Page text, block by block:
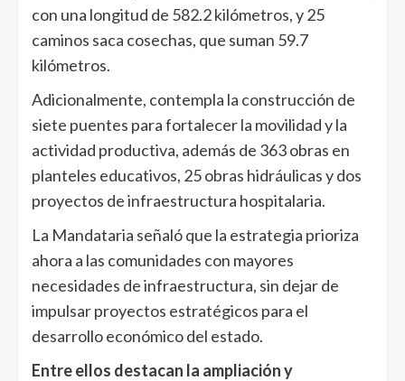
con una longitud de 582.2 kilómetros, y 25
caminos saca cosechas, que suman 59.7
kilómetros.
Adicionalmente, contempla la construcción de
siete puentes para fortalecer la movilidad y la
actividad productiva, además de 363 obras en
planteles educativos, 25 obras hidráulicas y dos
proyectos de infraestructura hospitalaria.
La Mandataria señaló que la estrategia prioriza
ahora a las comunidades con mayores
necesidades de infraestructura, sin dejar de
impulsar proyectos estratégicos para el
desarrollo económico del estado.
Entre ellos destacan la ampliación y